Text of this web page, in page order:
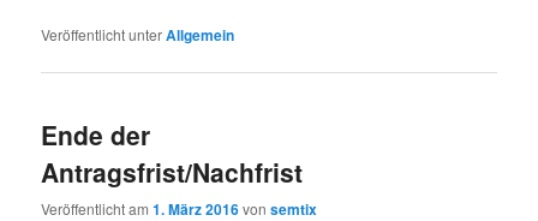
Veröffentlicht unterAllgemein
Ende der
Antragsfrist/Nachfrist
Veröffentlicht am1. März 2016vonsemtix